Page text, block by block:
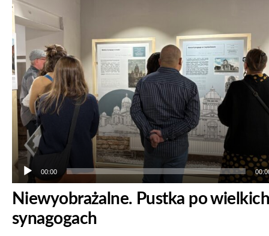
plików
dźwiękowych
00:00
Niewyobrażalne. Pustka po wielkich
synagogach